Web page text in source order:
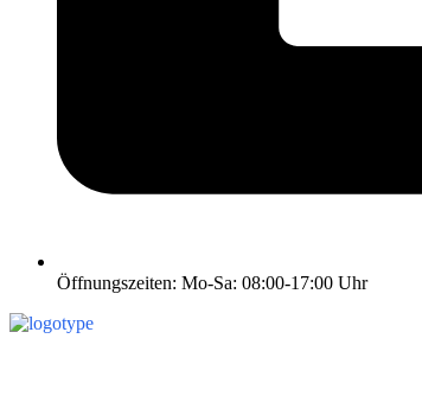
Öffnungszeiten: Mo-Sa: 08:00-17:00 Uhr